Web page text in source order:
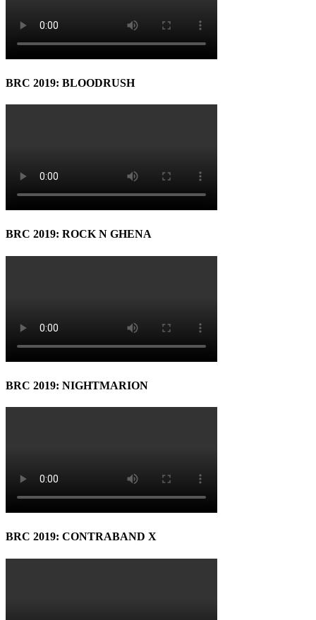
BRC 2019: BLOODRUSH
BRC 2019: ROCK N GHENA
BRC 2019: NIGHTMARION
BRC 2019: CONTRABAND X